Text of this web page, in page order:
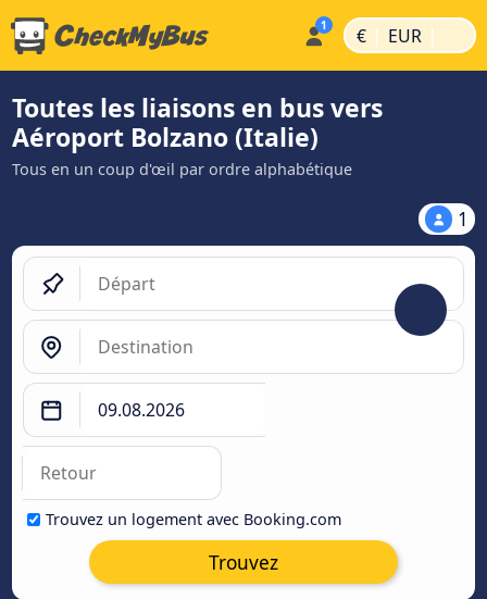
€ | EUR |
Toutes les liaisons en bus vers
Aéroport Bolzano (Italie)
Tous en un coup d'œil par ordre alphabétique
1
Trouvez un logement avec Booking.com
Trouvez